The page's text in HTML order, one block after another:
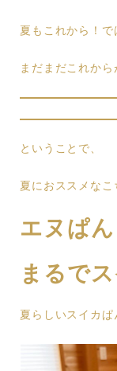
夏もこれから！で
まだまだこれから
ということで、
夏におススメな
エヌぱん
まるで
夏らしいスイカ